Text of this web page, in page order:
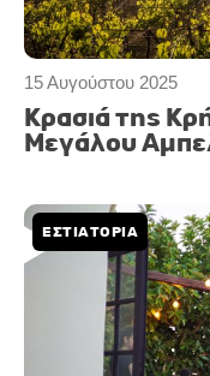
15 Αυγούστου 2025
Κρασιά της
Μεγάλου
ΕΣΤΙΑΤΟΡΙΑ